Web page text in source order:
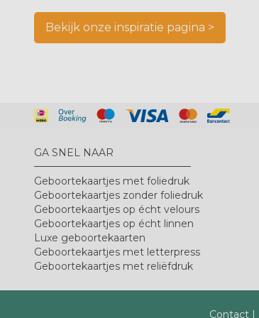
Bekijk onze inspiratie pagina >
GA SNEL NAAR
Geboortekaartjes met foliedruk
Geboortekaartjes zonder foliedruk
Geboortekaartjes op écht velours
Geboortekaartjes op écht linnen
Luxe geboortekaarten
Geboortekaartjes met letterpress
Geboortekaartjes met reliëfdruk
Contact |